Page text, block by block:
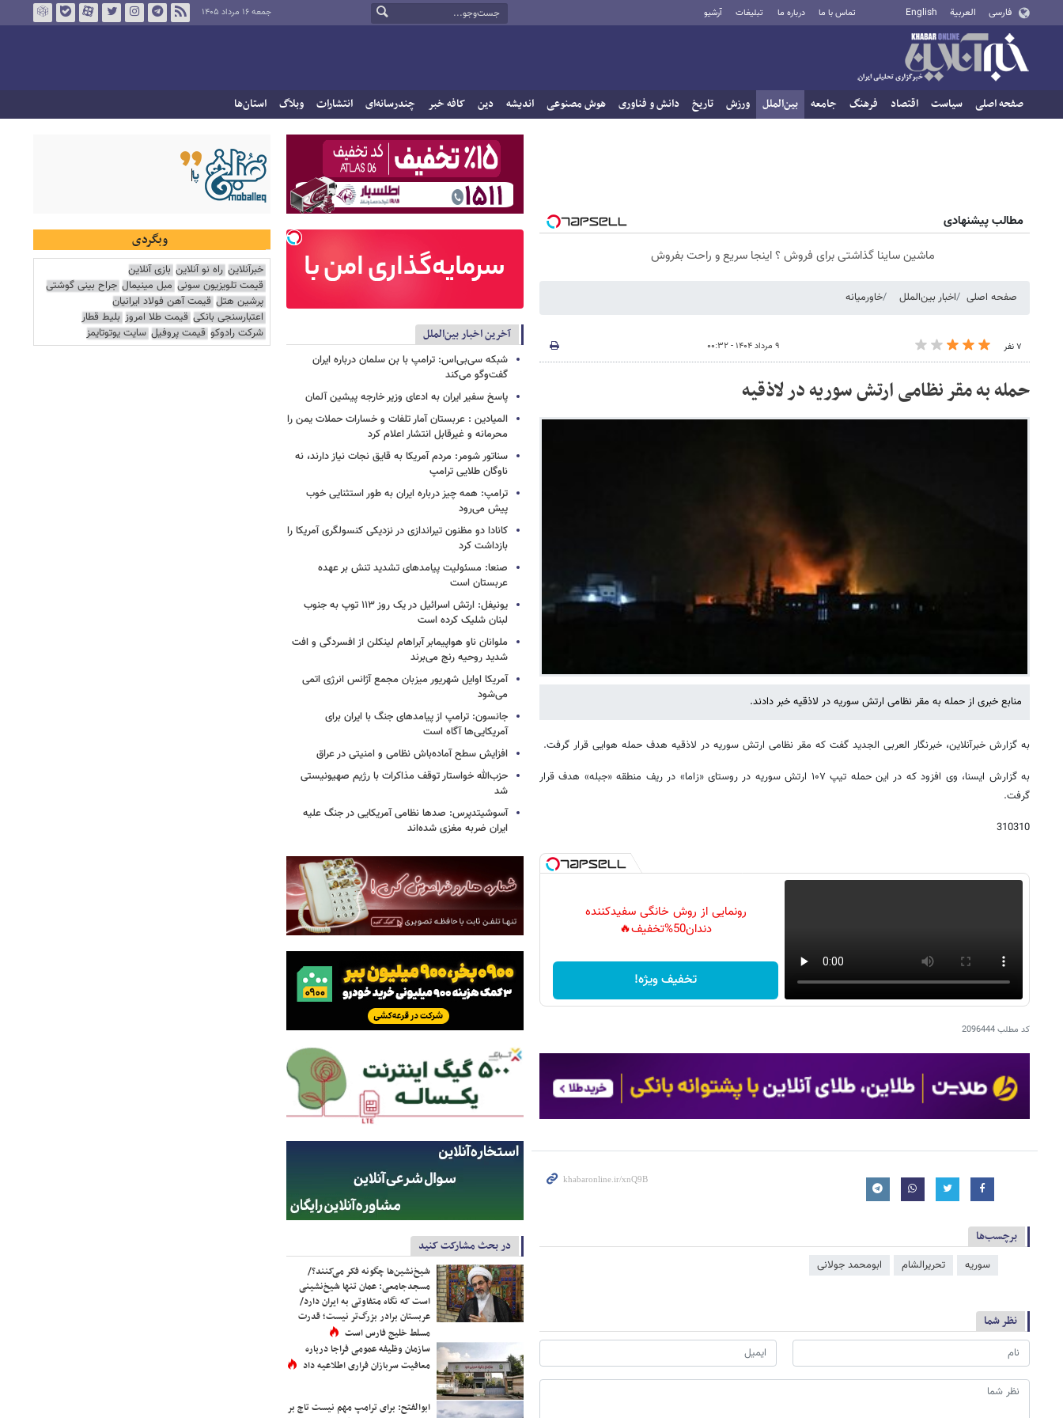
فارسی العربية English تماس با ما درباره ما تبلیغات آرشیو جمعه ۱۶ مرداد ۱۴۰۵
صفحه اصلی سیاست اقتصاد فرهنگ جامعه بین‌الملل ورزش تاریخ دانش و فناوری هوش مصنوعی اندیشه دین کافه خبر چندرسانه‌ای انتشارات وبلاگ استان‌ها
مطالب پیشنهادی
ماشین ساینا گذاشتی برای فروش ؟ اینجا سریع و راحت بفروش
صفحه اصلی اخبار بین‌الملل خاورمیانه
۷ نفر ۹ مرداد ۱۴۰۴ - ۰۰:۳۲
حمله به مقر نظامی ارتش سوریه در لاذقیه
منابع خبری از حمله به مقر نظامی ارتش سوریه در لاذقیه خبر دادند.
به گزارش خبرآنلاین، خبرنگار العربی الجدید گفت که مقر نظامی ارتش سوریه در لاذقیه هدف حمله هوایی قرار گرفت.
به گزارش ایسنا، وی افزود که در این حمله تیپ ۱۰۷ ارتش سوریه در روستای «زاما» در ریف منطقه «جبله» هدف قرار
گرفت.
310310
رونمایی از روش خانگی سفیدکننده
دندان50%تخفیف🔥
تخفیف ویژه!
کد مطلب2096444
برچسب‌ها
سوریه تحریرالشام ابومحمد جولانی
نظر شما
آخرین اخبار بین‌الملل
شبکه سی‌بی‌اس: ترامپ با بن سلمان درباره ایران
گفت‌وگو می‌کند
پاسخ سفیر ایران به ادعای وزیر خارجه پیشین آلمان
المیادین : عربستان آمار تلفات و خسارات حملات یمن را
محرمانه و غیرقابل انتشار اعلام کرد
سناتور شومر: مردم آمریکا به قایق نجات نیاز دارند، نه
ناوگان طلایی ترامپ
ترامپ: همه چیز درباره ایران به طور استثنایی خوب
پیش می‌رود
کانادا دو مظنون تیراندازی در نزدیکی کنسولگری آمریکا را
بازداشت کرد
صنعا: مسئولیت پیامدهای تشدید تنش بر عهده
عربستان است
یونیفل: ارتش اسرائیل در یک روز ۱۱۳ توپ به جنوب
لبنان شلیک کرده است
ملوانان ناو هواپیمابر آبراهام لینکلن از افسردگی و افت
شدید روحیه رنج می‌برند
آمریکا اوایل شهریور میزبان مجمع آژانس انرژی اتمی
می‌شود
جانسون: ترامپ از پیامدهای جنگ با ایران برای
آمریکایی‌ها آگاه است
افزایش سطح آماده‌باش نظامی و امنیتی در عراق
حزب‌الله خواستار توقف مذاکرات با رژیم صهیونیستی
شد
آسوشیتدپرس: صدها نظامی آمریکایی در جنگ علیه
ایران ضربه مغزی شده‌اند
در بحث مشارکت کنید
شیخ‌نشین‌ها چگونه فکر می‌کنند؟/
مسجدجامعی: عمان تنها شیخ‌نشینی
است که نگاه متفاوتی به ایران دارد/
عربستان برادر بزرگ‌تر نیست؛ قدرت
مسلط خلیج فارس است
سازمان وظیفه عمومی فراجا درباره
معافیت سربازان فراری اطلاعیه داد
ابوالفتح: برای ترامپ مهم نیست تاج بر
وبگردی
خبرآنلاین راه نو آنلاین بازی آنلاین
قیمت تلویزیون سونی مبل مینیمال جراح بینی گوشتی
پرشین هتل قیمت آهن فولاد ایرانیان
اعتبارسنجی بانکی قیمت طلا امروز بلیط قطار
شرکت رادوکو قیمت پروفیل سایت یوتوتایمز